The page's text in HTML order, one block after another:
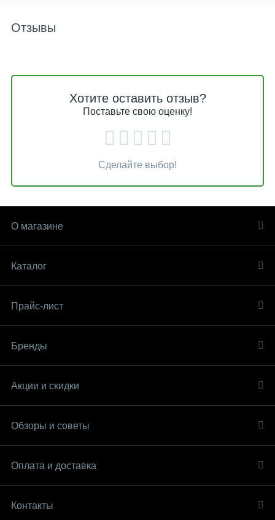
Отзывы
Хотите оставить отзыв?
Поставьте свою оценку!
Сделайте выбор!
О магазине
Каталог
Прайс-лист
Бренды
Акции и скидки
Обзоры и советы
Оплата и доставка
Контакты